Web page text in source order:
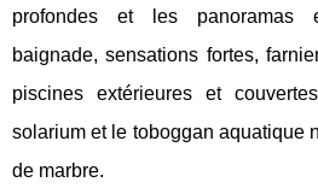
profondes et les panoramas
baignade, sensations fortes,
piscines extérieures et
solarium et le toboggan aquatique
de marbre.